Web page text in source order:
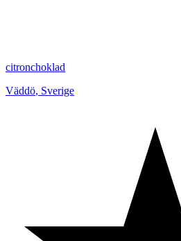
citronchoklad
Väddö, Sverige